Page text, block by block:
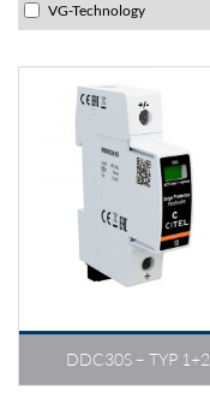
VG-Technology
DDC30S – TYP 1+2
Überspannungsschutz
Typ 1+2
Fernsignalisierung